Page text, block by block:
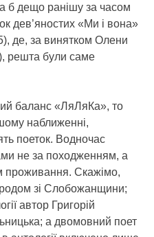
б дещо ранішу за часом
дев’яностих «Ми і вона»
де, за винятком Олени
решта були саме
баланс «ЛяЛяКа», то
наближенні,
поеток. Водночас
не за походженням, а
проживання. Скажімо,
зі Слобожанщини;
автор Григорій
а двомовний поет